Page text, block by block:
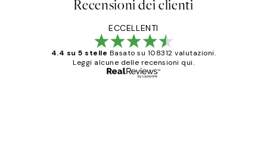
Recensioni dei clienti
ECCELLENTI
4.4 su 5 stelle Basato su 108312 valutazioni.
Leggi alcune delle recensioni qui.